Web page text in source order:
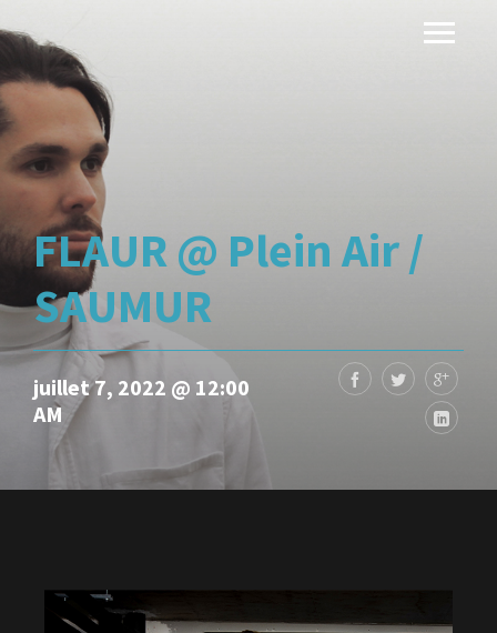
FLAUR @ Plein Air /
SAUMUR
juillet 7, 2022 @ 12:00
AM